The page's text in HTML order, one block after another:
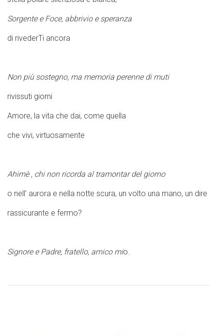
Sorgente e Foce, abbrivio e speranza
di rivederTi ancora
Non più sostegno, ma memoria perenne di muti
rivissuti giorni
Amore, la vita che dai, come quella
che vivi, virtuosamente
Ahimè , chi non ricorda al tramontar del giorno
o nell’ aurora e nella notte scura, un volto una mano, un dire
rassicurante e fermo?
Signore e Padre, fratello, amico mio.